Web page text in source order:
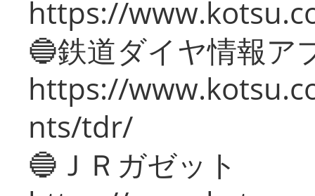
https://
🔵鉄道ダイヤ情報ア
https://
nts/tdr/
🔵ＪＲガゼット